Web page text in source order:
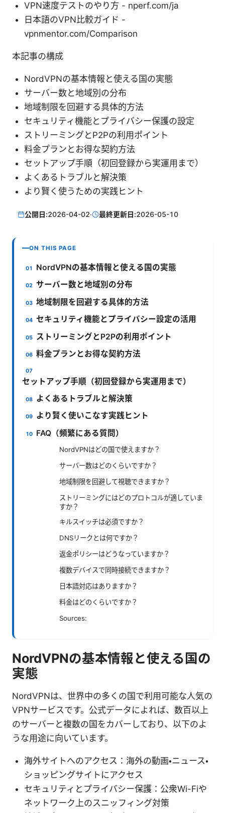
VPN速度テストのやり方 - nperf.com/ja
日本語のVPN比較ガイド -
vpnmentor.com/Comparison
本記事の構成
NordVPNの基本情報と使える国の実態
サーバー数と地域別の分布
地域制限を回避する具体的方法
セキュリティ機能とプライバシー保護の設定
ストリーミングとP2Pの利用ポイント
料金プランとお得な契約方法
セットアップ手順（初回登録から実運用まで）
よくあるトラブルと解決策
より賢く使うための実践ヒント
公開日:2026-04-02· 最終更新日:2026-05-10
ON THIS PAGE
NordVPNの基本情報と使える国の実態
サーバー数と地域別の分布
地域制限を回避する具体的方法
セキュリティ機能とプライバシー設定の活用
ストリーミングとP2Pの利用ポイント
料金プランとお得な契約方法
セットアップ手順（初回登録から実運用まで）
よくあるトラブルと解決策
より賢く使いこなす実践ヒント
FAQ（頻繁にある質問）
NordVPNはどの国で使えますか？
サーバー数はどのくらいですか？
地域制限を回避して視聴できますか？
ストリーミングにはどのプロトコルが適していま
すか？
キルスイッチは必須ですか？
DNSリークとは何ですか？
返金ポリシーはどうなっていますか？
複数デバイスで同時接続できますか？
日本語対応はありますか？
料金はどのくらいですか？
Sources:
NordVPNの基本情報と使える国の
実態
NordVPNは、世界中の多くの国で利用可能な人気の
VPNサービスです。公式データによれば、数百以上
のサーバーと複数の国をカバーしており、以下のよ
うな用途に向いています。
海外サイトへのアクセス：海外の動画・ニュース・
ショッピングサイトにアクセス
セキュリティとプライバシー保護：公衆Wi-Fiや
ネットワーク上のスニッフィング対策